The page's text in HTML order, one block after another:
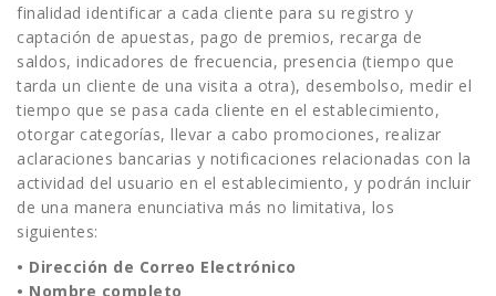
finalidad identificar a cada cliente para su registro y
captación de apuestas, pago de premios, recarga de
saldos, indicadores de frecuencia, presencia (tiempo que
tarda un cliente de una visita a otra), desembolso, medir el
tiempo que se pasa cada cliente en el establecimiento,
otorgar categorías, llevar a cabo promociones, realizar
aclaraciones bancarias y notificaciones relacionadas con la
actividad del usuario en el establecimiento, y podrán incluir
de una manera enunciativa más no limitativa, los
siguientes:
• Dirección de Correo Electrónico
• Nombre completo